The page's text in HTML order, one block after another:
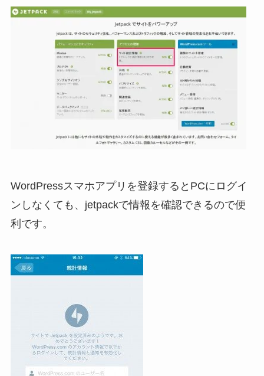
WordPressスマホアプリを登録するとPCにログイ
ンしなくても、jetpackで情報を確認できるので便
利です。